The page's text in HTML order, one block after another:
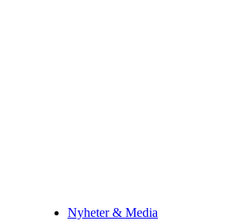
Nyheter & Media